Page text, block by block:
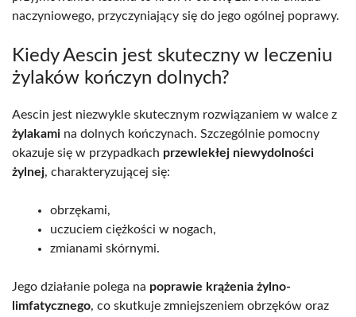
naczyniowego, przyczyniający się do jego ogólnej poprawy.
Kiedy Aescin jest skuteczny w leczeniu
żylaków kończyn dolnych?
Aescin jest niezwykle skutecznym rozwiązaniem w walce z
żylakami na dolnych kończynach. Szczególnie pomocny
okazuje się w przypadkach przewlekłej niewydolności
żylnej, charakteryzującej się:
obrzękami,
uczuciem ciężkości w nogach,
zmianami skórnymi.
Jego działanie polega na poprawie krążenia żylno-
limfatycznego, co skutkuje zmniejszeniem obrzęków oraz